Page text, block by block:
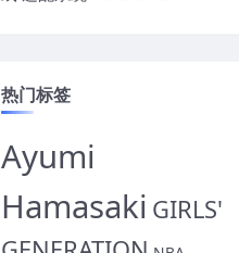
热门标签
Ayumi
Hamasaki GIRLS'